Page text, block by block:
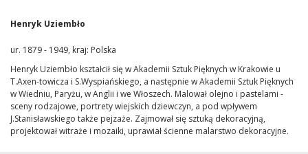
Henryk Uziembło
ur. 1879 - 1949, kraj: Polska
Henryk Uziembło kształcił się w Akademii Sztuk Pięknych w Krakowie u
T.Axen-towicza i S.Wyspiańskiego, a następnie w Akademii Sztuk Pięknych
w Wiedniu, Paryżu, w Anglii i we Włoszech. Malował olejno i pastelami -
sceny rodzajowe, portrety wiejskich dziewczyn, a pod wpływem
J.Stanisławskiego także pejzaże. Zajmował się sztuką dekoracyjną,
projektował witraże i mozaiki, uprawiał ścienne malarstwo dekoracyjne.